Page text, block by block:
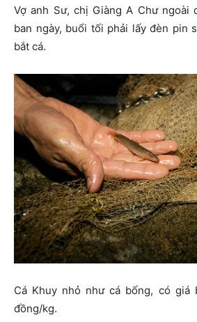
Vợ anh Sư, chị Giàng A Chư ngoài
ban ngày, buổi tối phải lấy đèn pin
bắt cá.
Cá Khuy nhỏ như cá bống, có giá
đồng/kg.